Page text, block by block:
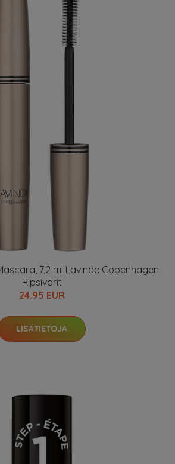
7,2 ml Lavinde Copenhagen
Ripsivärit
24.95 EUR
LISÄTIETOJA